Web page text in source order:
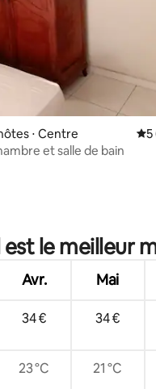
la base de 66
⋅ Centre
5
et salle de bain
est le meilleur
Avr. Mai
34 € 34 €
23 °C 21 °C